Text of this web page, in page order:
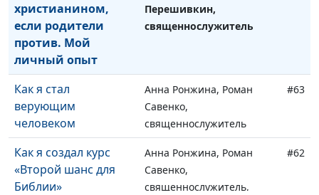
христианином,
если родители
против. Мой
личный опыт
Перешивкин,
священнослужитель
Как я стал
верующим
человеком
Анна Ронжина, Роман
Савенко,
священнослужитель
#63
Как я создал курс
«Второй шанс для
Библии»
Анна Ронжина, Роман
Савенко,
священнослужитель,
#62